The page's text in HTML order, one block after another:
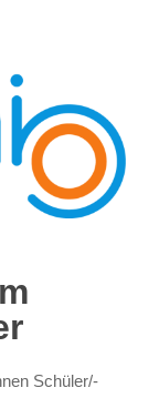
Schüler/-